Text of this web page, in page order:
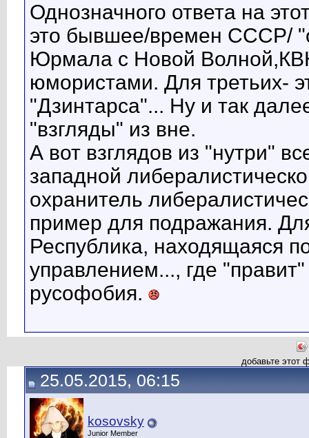
Однозначного ответа на
это бывшее/времен СССР/
Юрмала с Новой
юмористами. Для третьих-
"Дзинтарса"... Ну и так
"взгляды" из вне.
А вот взглядов из "нутри"
западной
охранитель
пример для подражания.
Республика, находящаяся
управлением..., где
русофобия.
добавьте этот
25.05.2015, 06:15
kosovsky
Junior Member